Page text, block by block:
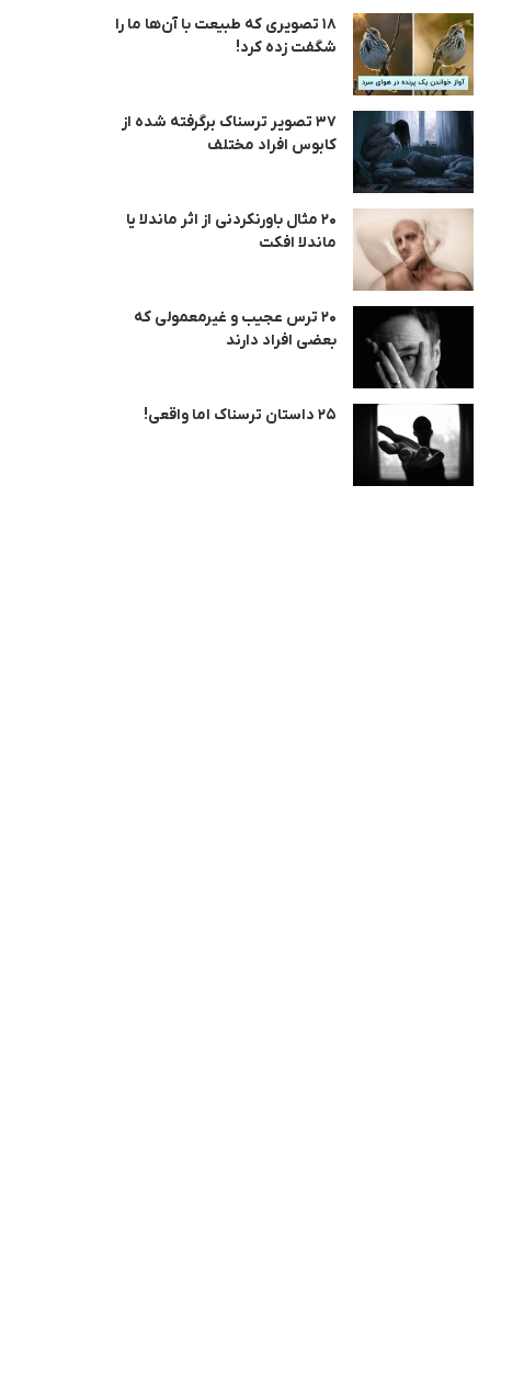
18 تصویری که طبیعت با آن‌ها ما را
شگفت زده کرد!
37 تصویر ترسناک برگرفته شده از
کابوس افراد مختلف
20 مثال باورنکردنی از اثر ماندلا یا
ماندلا افکت
20 ترس عجیب و غیرمعمولی که
بعضی افراد دارند
25 داستان ترسناک اما واقعی!